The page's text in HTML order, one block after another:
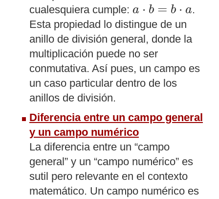
cualesquiera cumple: a ⋅ b = b ⋅ a
a b= b⋅ a
.
Esta propiedad lo distingue de un
anillo de división general, donde la
multiplicación puede no ser
conmutativa. Así pues, un campo es
un caso particular dentro de los
anillos de división.
Diferencia entre un campo general
y un campo numérico
La diferencia entre un “campo
general” y un “campo numérico” es
sutil pero relevante en el contexto
matemático. Un campo numérico es